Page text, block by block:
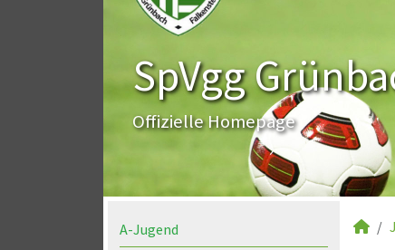
SpVgg
Offizielle Homepage
A-Jugend